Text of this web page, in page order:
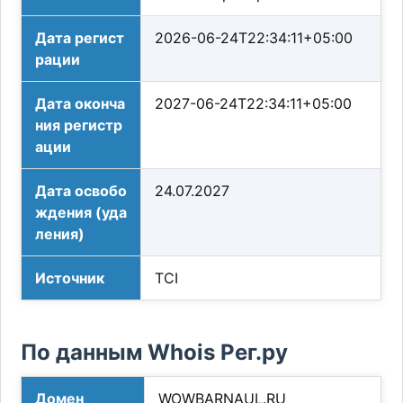
Дата регист
рации
2026-06-24T22:34:11+05:00
Дата оконча
ния регистр
ации
2027-06-24T22:34:11+05:00
Дата освобо
ждения (уда
ления)
24.07.2027
Источник TCI
По данным Whois Рег.ру
Домен WOWBARNAUL.RU